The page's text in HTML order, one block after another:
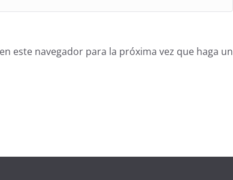
este navegador para la próxima vez que haga un